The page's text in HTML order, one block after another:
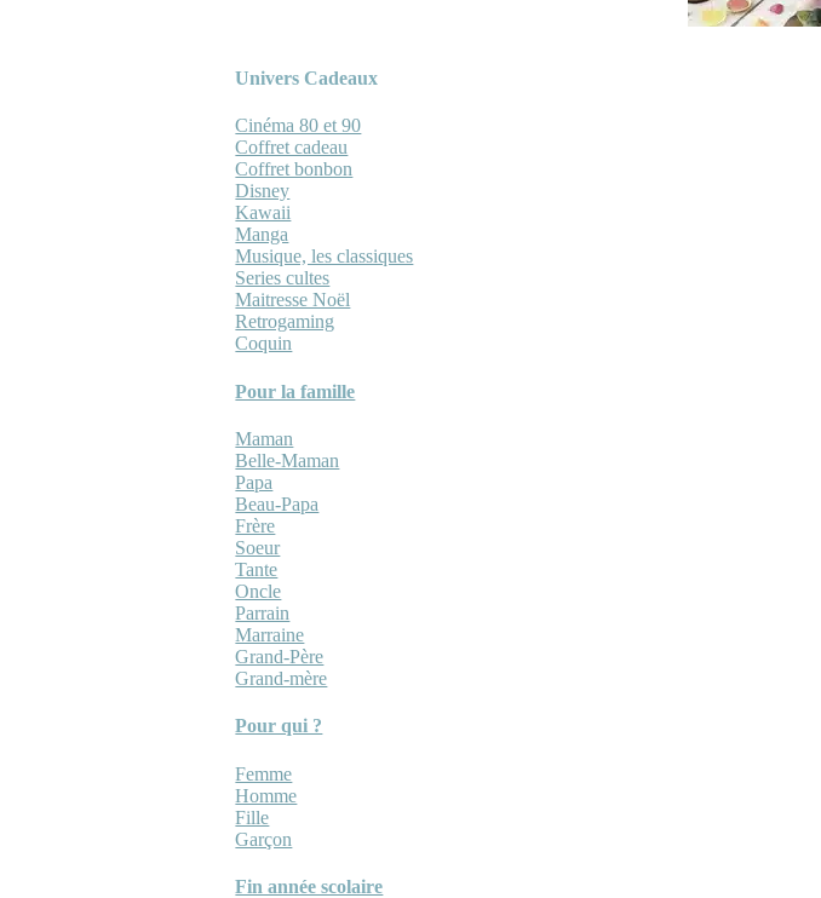
Univers Cadeaux
Cinéma 80 et 90
Coffret cadeau
Coffret bonbon
Disney
Kawaii
Manga
Musique, les classiques
Series cultes
Maitresse Noël
Retrogaming
Coquin
Pour la famille
Maman
Belle-Maman
Papa
Beau-Papa
Frère
Soeur
Tante
Oncle
Parrain
Marraine
Grand-Père
Grand-mère
Pour qui ?
Femme
Homme
Fille
Garçon
Fin année scolaire